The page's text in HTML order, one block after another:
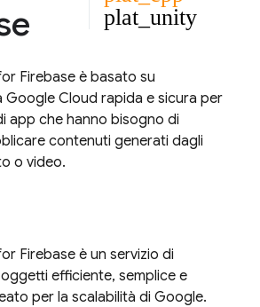
plat_unity
Firebase è basato su
Google Cloud rapida e sicura per
app che hanno bisogno di
contenuti generati dagli
o video.
Firebase è un servizio di
efficiente, semplice e
per la scalabilità di Google.